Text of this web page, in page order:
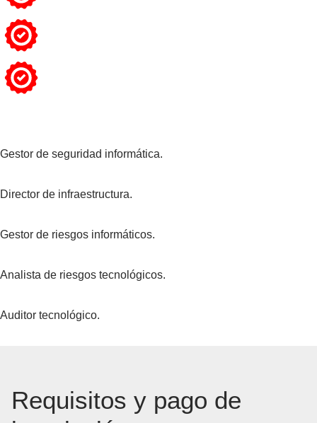
Gestor de seguridad informática.
Director de infraestructura.
Gestor de riesgos informáticos.
Analista de riesgos tecnológicos.
Auditor tecnológico.
Requisitos y pago de